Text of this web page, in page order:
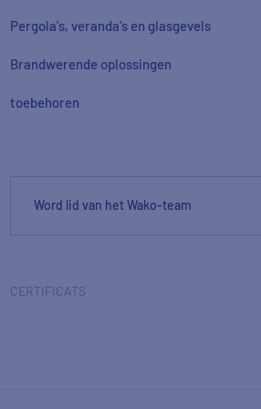
Pergola's, veranda's en glasgevels
Brandwerende oplossingen
toebehoren
Word lid van het Wako-team
CERTIFICATS